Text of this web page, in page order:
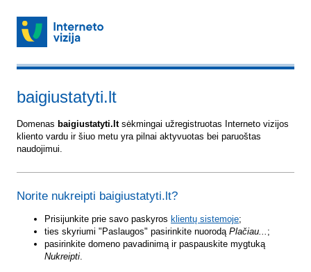
baigiustatyti.lt
Domenas baigiustatyti.ltsėkmingai užregistruotas Interneto vizijos
kliento vardu ir šiuo metu yra pilnai aktyvuotas bei paruoštas
naudojimui.
Norite nukreipti baigiustatyti.lt?
Prisijunkite prie savo paskyros klientų sistemoje;
ties skyriumi "Paslaugos" pasirinkite nuorodą Plačiau... ;
pasirinkite domeno pavadinimą ir paspauskite mygtuką
Nukreipti.